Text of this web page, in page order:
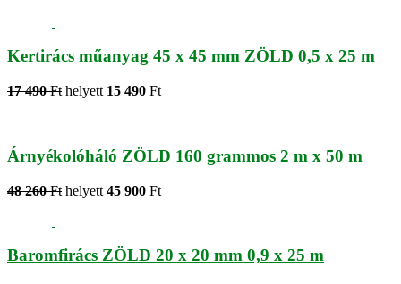
Kertirács műanyag 45 x 45 mm ZÖLD 0,5 x 25 m
17 490 Ft helyett 15 490 Ft
Árnyékolóháló ZÖLD 160 grammos 2 m x 50 m
48 260 Ft helyett 45 900 Ft
Baromfirács ZÖLD 20 x 20 mm 0,9 x 25 m